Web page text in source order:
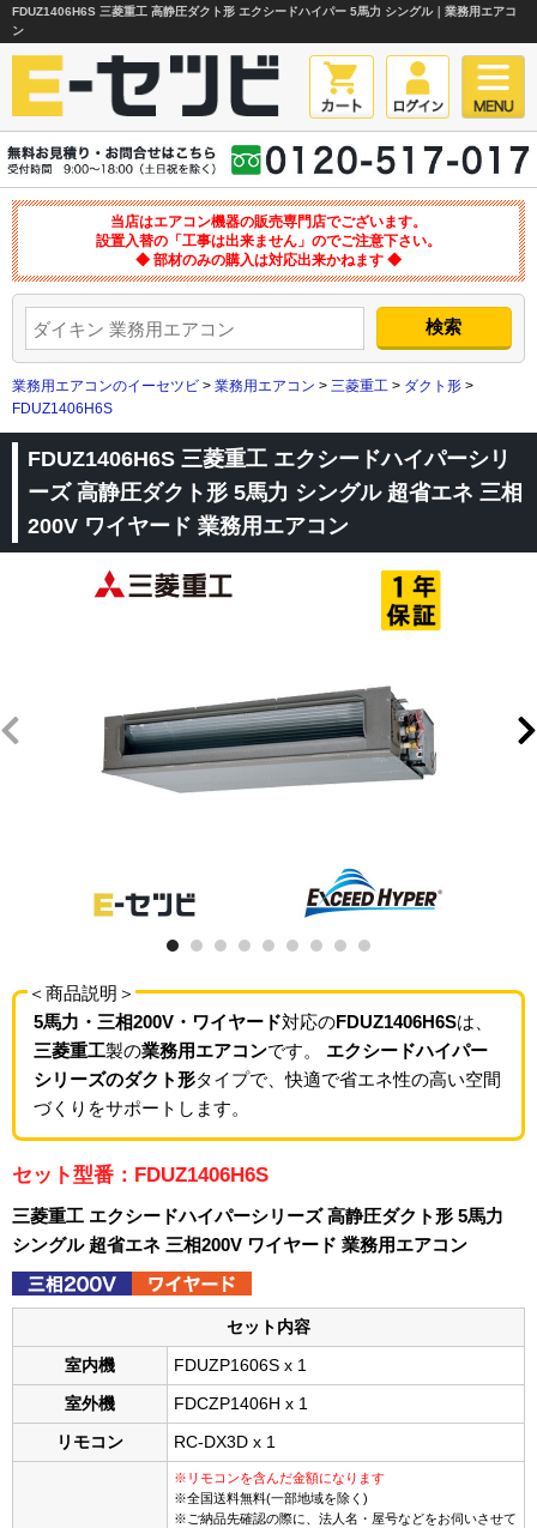
FDUZ1406H6S 三菱重工 高静圧ダクト形 エクシードハイパー 5馬力 シングル｜業務用エアコ
ン
当店はエアコン機器の販売専門店でございます。
設置入替の「工事は出来ません」のでご注意下さい。
◆ 部材のみの購入は対応出来かねます ◆
業務用エアコンのイーセツビ > 業務用エアコン > 三菱重工 > ダクト形 >
FDUZ1406H6S
FDUZ1406H6S 三菱重工 エクシードハイパーシリ
ーズ 高静圧ダクト形 5馬力 シングル 超省エネ 三相
200V ワイヤード 業務用エアコン
＜商品説明＞
5馬力・三相200V・ワイヤード対応のFDUZ1406H6Sは、
三菱重工製の業務用エアコンです。 エクシードハイパー
シリーズのダクト形タイプで、快適で省エネ性の高い空間
づくりをサポートします。
セット型番：FDUZ1406H6S
三菱重工 エクシードハイパーシリーズ 高静圧ダクト形 5馬力
シングル 超省エネ 三相200V ワイヤード 業務用エアコン
セット内容
室内機 FDUZP1606S x 1
室外機 FDCZP1406H x 1
リモコン RC-DX3D x 1
※リモコンを含んだ金額になります
※全国送料無料(一部地域を除く)
※ご納品先確認の際に、法人名・屋号などをお伺いさせて